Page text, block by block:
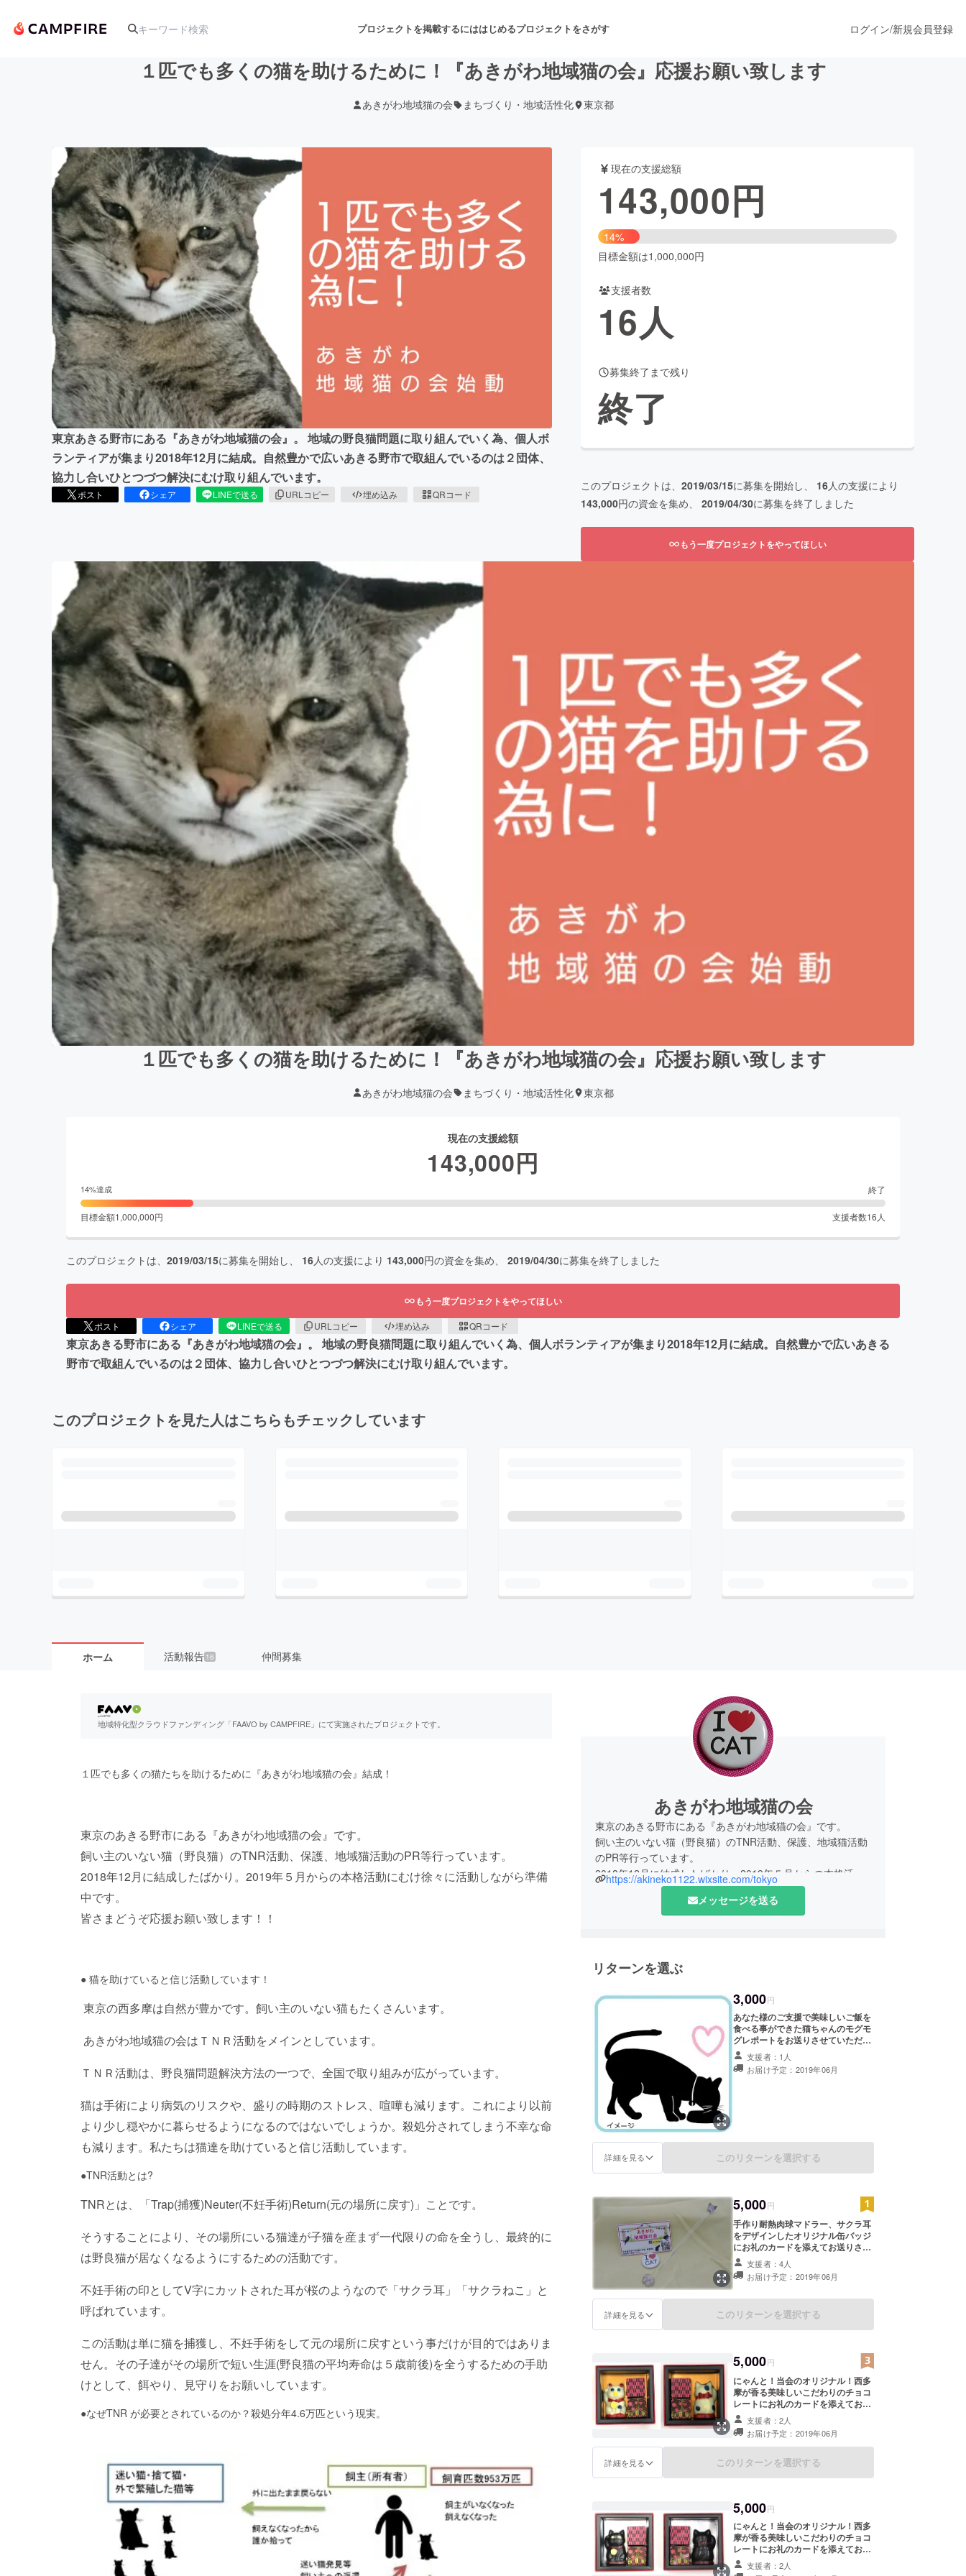
プロジェクトを掲載するにははじめるプロジェクトをさがす
アート・写真 舞台・パフォーマンス
テクノロジー・ガジェット ゲーム・サービス開発 ファッション
映像・映画 書籍・雑誌出版
ビジネス・起業 チャレンジ ビューティー・ヘルスケア
まちづくり・地域活性化
CAMPFIRE for Social GoodCAMPFIRE Creation
ログイン/新規会員登録
１匹でも多くの猫を助けるために！『あきがわ地域猫の会』応援お願い致します
あきがわ地域猫の会 まちづくり・地域活性化 東京都
東京あきる野市にある『あきがわ地域猫の会』。 地域の野良猫問題に取り組んでいく為、個人ボ
ランティアが集まり2018年12月に結成。自然豊かで広いあきる野市で取組んでいるのは２団体、
協力し合いひとつづつ解決にむけ取り組んでいます。
ポスト シェア LINEで送る URLコピー 埋め込み QRコード
現在の支援総額
143,000円
14%
目標金額は1,000,000円
支援者数
16人
募集終了まで残り
終了
このプロジェクトは、 2019/03/15に募集を開始し、 16人の支援により
143,000円の資金を集め、 2019/04/30に募集を終了しました
もう一度プロジェクトをやってほしい
１匹でも多くの猫を助けるために！『あきがわ地域猫の会』応援お願い致します
あきがわ地域猫の会 まちづくり・地域活性化 東京都
現在の支援総額
143,000円
14%達成 終了
目標金額1,000,000円 支援者数16 人
このプロジェクトは、 2019/03/15に募集を開始し、 16人の支援により 143,000円の資金を集め、 2019/04/30に募集を終了しました
もう一度プロジェクトをやってほしい
ポスト シェア LINEで送る URLコピー 埋め込み QRコード
東京あきる野市にある『あきがわ地域猫の会』。 地域の野良猫問題に取り組んでいく為、個人ボランティアが集まり2018年12月に結成。自然豊かで広いあきる
野市で取組んでいるのは２団体、協力し合いひとつづつ解決にむけ取り組んでいます。
このプロジェクトを見た人はこちらもチェックしています
ホーム 活動報告 16 仲間募集
地域特化型クラウドファンディング「FAAVO by CAMPFIRE」にて実施されたプロジェクトです。
１匹でも多くの猫たちを助けるために『あきがわ地域猫の会』結成！
東京のあきる野市にある『あきがわ地域猫の会』です。
飼い主のいない猫（野良猫）のTNR活動、保護、地域猫活動のPR等行っています。
2018年12月に結成したばかり。2019年５月からの本格活動にむけ徐々に活動しながら準備
中です。
皆さまどうぞ応援お願い致します！！
● 猫を助けていると信じ活動しています！
東京の西多摩は自然が豊かです。飼い主のいない猫もたくさんいます。
あきがわ地域猫の会はＴＮＲ活動をメインとしています。
ＴＮＲ活動は、野良猫問題解決方法の一つで、全国で取り組みが広がっています。
猫は手術により病気のリスクや、盛りの時期のストレス、喧嘩も減ります。これにより以前
より少し穏やかに暮らせるようになるのではないでしょうか。殺処分されてしまう不幸な命
も減ります。私たちは猫達を助けていると信じ活動しています。
●TNR活動とは?
TNRとは、「Trap(捕獲)Neuter(不妊手術)Return(元の場所に戻す)」ことです。
そうすることにより、その場所にいる猫達が子猫を産まず一代限りの命を全うし、最終的に
は野良猫が居なくなるようにするための活動です。
不妊手術の印としてV字にカットされた耳が桜のようなので「サクラ耳」「サクラねこ」と
呼ばれています。
この活動は単に猫を捕獲し、不妊手術をして元の場所に戻すという事だけが目的ではありま
せん。その子達がその場所で短い生涯(野良猫の平均寿命は５歳前後)を全うするための手助
けとして、餌やり、見守りをお願いしています。
●なぜTNR が必要とされているのか？殺処分年4.6万匹という現実。
あきがわ地域猫の会
東京のあきる野市にある『あきがわ地域猫の会』です。
飼い主のいない猫（野良猫）のTNR活動、保護、地域猫活動
のPR等行っています。
2018年12月に結成したばかり。2019年５月からの本格活動
にむけて猫保護活動しながら準備中です。
皆さまどうぞ応援お願い致します！！
Tokyo was formed in December, 2018 for the purpose of
not limited to feral, and abuse) cats.
We, ACR is just formed, and will engage in May, 2019, thank
you for your all support!
https://akineko1122.wixsite.com/tokyo
メッセージを送る
リターンを選ぶ
3,000円
あなた様のご支援で美味しいご飯を
食べる事ができた猫ちゃんのモグモ
グレポートをお送りさせていただき
ます。 猫の保護が発生してからのレ
ポートとなります。 お時間がかかる
場合もございます、ご了承くださ
支援者：1人
お届け予定：2019年06月
詳細を見る このリターンを選択する
5,000円
手作り耐熱肉球マドラー、サクラ耳
をデザインしたオリジナル缶バッジ
にお礼のカードを添えてお送りさせ
ていただきます。 こちらはガラス製
品の為、硬い肉球となっておりま
す。ご了承ください。 カラーバリ
届くかお楽しみに♪
支援者：4人
お届け予定：2019年06月
詳細を見る このリターンを選択する
5,000円
にゃんと！当会のオリジナル！西多
摩が香る美味しいこだわりのチョコ
レートにお礼のカードを添えてお送
りさせていただきます。（猫1,スク
エア2の計3粒入り）猫ちゃんチョコ
は可愛くて食べるのがもったいない
❤️ 他、西多摩の素材にこだわった生
姜、ゆずのボンボンショコラです。
支援者：2人
お届け予定：2019年06月
詳細を見る このリターンを選択する
5,000円
にゃんと！当会のオリジナル！西多
摩が香る美味しいこだわりのチョコ
レートにお礼のカードを添えてお送
りさせていただきます。（猫1,スク
エア2の計3粒入り）猫ちゃんチョコ
支援者：2人